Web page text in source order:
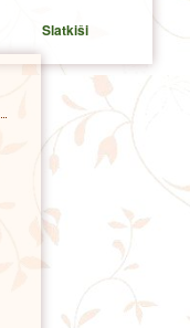
Slatkiši